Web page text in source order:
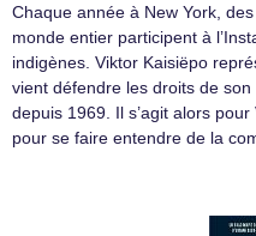
Chaque année à New York,
monde entier participent à
indigènes. Viktor Kaisiëpo
vient défendre les droits de
depuis 1969. Il s’agit alors
pour se faire entendre de la